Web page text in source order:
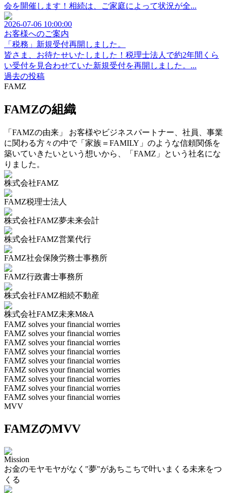
会を開催します！相続は、ご家庭によって状況が全...
2026-07-06 10:00:00
お客様へのご案内
「税務」新規受付再開しました。
皆さま、お待たせいたしました！税理士法人で約2年間くら
い受付を見合わせていた新規受付を再開しました。...
過去の投稿
FAMZ
FAMZの組織
「FAMZの由来」 お客様やビジネスパートナー、社員、事業
に関わる方々の中で「家族＝FAMILY」のような信頼関係を
築いていきたいという想いから、「FAMZ」という社名にな
りました。
株式会社FAMZ
FAMZ税理士法人
株式会社FAMZ夢未来会計
株式会社FAMZ営業代行
FAMZ社会保険労務士事務所
FAMZ行政書士事務所
株式会社FAMZ相続不動産
株式会社FAMZ未来M&A
FAMZ solves your financial worries
FAMZ solves your financial worries
FAMZ solves your financial worries
FAMZ solves your financial worries
FAMZ solves your financial worries
FAMZ solves your financial worries
FAMZ solves your financial worries
FAMZ solves your financial worries
FAMZ solves your financial worries
MVV
FAMZのMVV
Mission
お金のモヤモヤがなく"夢"があちこちで叶いまくる未来をつ
くる